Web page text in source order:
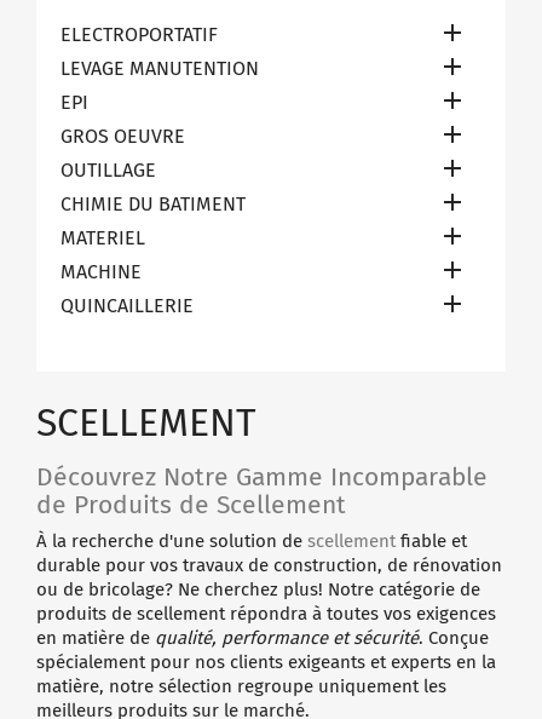
ELECTROPORTATIF 
LEVAGE MANUTENTION 
EPI 
GROS OEUVRE 
OUTILLAGE 
CHIMIE DU BATIMENT 
MATERIEL 
MACHINE 
QUINCAILLERIE 
SCELLEMENT
Découvrez Notre Gamme Incomparable
de Produits de Scellement
À la recherche d'une solution de scellement fiable et
durable pour vos travaux de construction, de rénovation
ou de bricolage? Ne cherchez plus! Notre catégorie de
produits de scellement répondra à toutes vos exigences
en matière de qualité, performance et sécurité. Conçue
spécialement pour nos clients exigeants et experts en la
matière, notre sélection regroupe uniquement les
meilleurs produits sur le marché.